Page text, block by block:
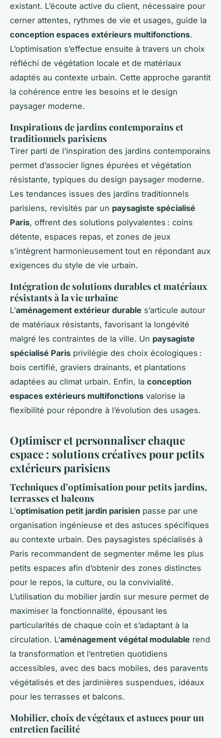
existant. L’écoute active du client, nécessaire pour
cerner attentes, rythmes de vie et usages, guide la
conception espaces extérieurs multifonctions.
L’optimisation s’effectue ensuite à travers un choix
réfléchi de végétation locale et de matériaux
adaptés au contexte urbain. Cette approche garantit
la cohérence entre les besoins et le design
paysager moderne.
Inspirations de jardins contemporains et
traditionnels parisiens
Tirer parti de l’inspiration des jardins contemporains
permet d’associer lignes épurées et végétation
résistante, typiques du design paysager moderne.
Les tendances issues des jardins traditionnels
parisiens, revisités par un paysagiste spécialisé
Paris, offrent des solutions polyvalentes : coins
détente, espaces repas, et zones de jeux
s’intègrent harmonieusement tout en répondant aux
exigences du style de vie urbain.
Intégration de solutions durables et matériaux
résistants à la vie urbaine
L’aménagement extérieur durable s’articule autour
de matériaux résistants, favorisant la longévité
malgré les contraintes de la ville. Un paysagiste
spécialisé Paris privilégie des choix écologiques :
bois certifié, graviers drainants, et plantations
adaptées au climat urbain. Enfin, la conception
espaces extérieurs multifonctions valorise la
flexibilité pour répondre à l’évolution des usages.
Optimiser et personnaliser chaque
espace : solutions créatives pour petits
extérieurs parisiens
Techniques d’optimisation pour petits jardins,
terrasses et balcons
L’optimisation petit jardin parisien passe par une
organisation ingénieuse et des astuces spécifiques
au contexte urbain. Des paysagistes spécialisés à
Paris recommandent de segmenter même les plus
petits espaces afin d’obtenir des zones distinctes
pour le repos, la culture, ou la convivialité.
L’utilisation du mobilier jardin sur mesure permet de
maximiser la fonctionnalité, épousant les
particularités de chaque coin et s’adaptant à la
circulation. L’aménagement végétal modulable rend
la transformation et l’entretien quotidiens
accessibles, avec des bacs mobiles, des paravents
végétalisés et des jardinières suspendues, idéaux
pour les terrasses et balcons.
Mobilier, choix de végétaux et astuces pour un
entretien facilité